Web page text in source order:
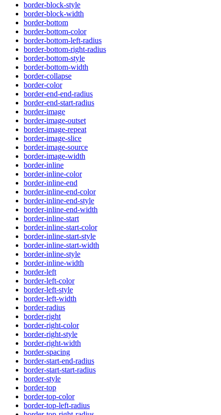
border-block-style
border-block-width
border-bottom
border-bottom-color
border-bottom-left-radius
border-bottom-right-radius
border-bottom-style
border-bottom-width
border-collapse
border-color
border-end-end-radius
border-end-start-radius
border-image
border-image-outset
border-image-repeat
border-image-slice
border-image-source
border-image-width
border-inline
border-inline-color
border-inline-end
border-inline-end-color
border-inline-end-style
border-inline-end-width
border-inline-start
border-inline-start-color
border-inline-start-style
border-inline-start-width
border-inline-style
border-inline-width
border-left
border-left-color
border-left-style
border-left-width
border-radius
border-right
border-right-color
border-right-style
border-right-width
border-spacing
border-start-end-radius
border-start-start-radius
border-style
border-top
border-top-color
border-top-left-radius